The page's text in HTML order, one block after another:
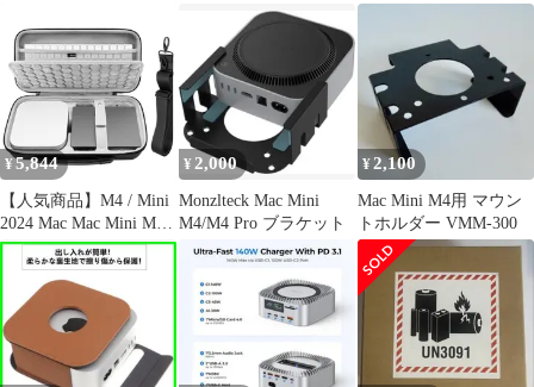
¥ 5,844
【人気商品】M4 / Mini
2024 Mac Mac Mini Mini
M4 Pro Mac ケースに対
応、Magic デスクトッ
プコンピューター、
2024 Keyboard、Magic
Mouse、Magic ハードト
ラベルケース、2024
Track
¥ 2,000
Monzlteck Mac Mini
M4/M4 Pro ブラケット
¥2,100
Mac Mini M4用 マウン
トホルダー VMM-300